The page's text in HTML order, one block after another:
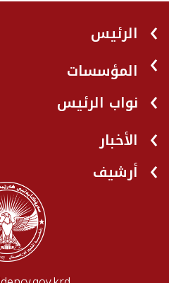
الرئيس
المؤسسات
نواب الرئيس
الأخبار
أرشيف